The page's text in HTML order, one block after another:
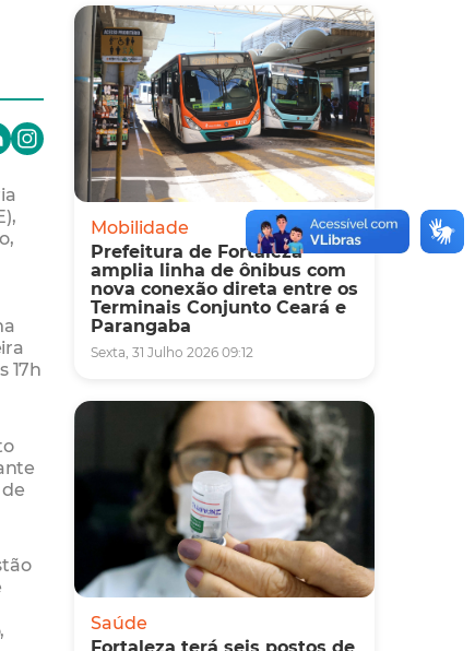
17h
Mobilidade
Prefeitura de Fortaleza
amplia linha de ônibus com
nova conexão direta entre os
Terminais Conjunto Ceará e
Parangaba
Sexta, 31 Julho 2026 09:12
Saúde